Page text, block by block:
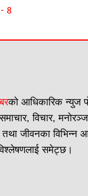
काे आधिकारिक न्युज
समाचार, विचार,
तथा जीवनका विभिन्न
समेट्छ।